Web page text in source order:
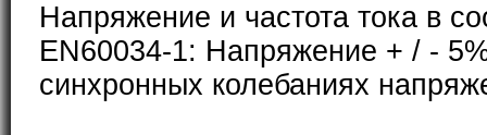
Напряжение и частота тока в
EN60034-1: Напряжение + / -
синхронных колебаниях